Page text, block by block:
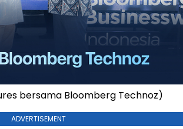
bersama Bloomberg Technoz)
ADVERTISEMENT